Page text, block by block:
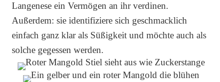
Langenese ein Vermögen an ihr verdinen.
Außerdem: sie identifiziere sich geschmacklich
einfach ganz klar als Süßigkeit und möchte auch als
solche gegessen werden.